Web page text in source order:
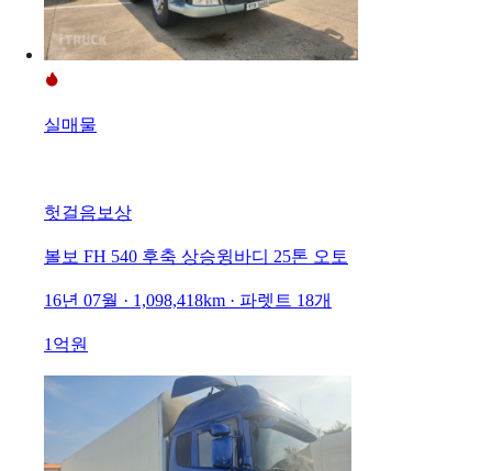
실매물
헛걸음보상
볼보 FH 540 후축 상승윙바디 25톤 오토
16년 07월 · 1,098,418km · 파렛트 18개
1억원